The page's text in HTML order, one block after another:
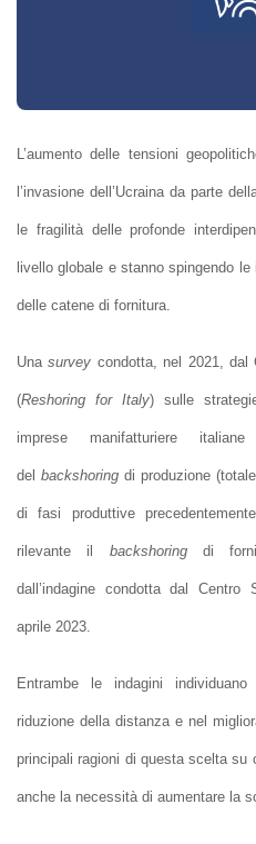
L’aumento delle tensioni
l’invasione dell’Ucraina da parte
le fragilità delle profonde
livello globale e stanno spingendo
delle catene di fornitura.
Unasurvey condotta, nel 2021, dal
(Reshoring for Italy) sulle
imprese manifatturiere
del backshoringdi produzione
di fasi produttive
rilevante il backshoringdi
dall’indagine condotta dal Centro
aprile 2023.
Entrambe le indagini
riduzione della distanza e nel
principali ragioni di questa scelta
anche la necessità di aumentare la